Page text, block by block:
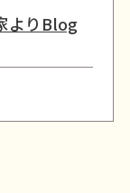
よりBlog